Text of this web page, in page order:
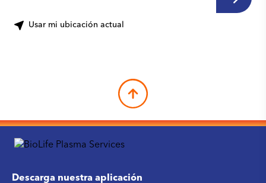
Usar mi ubicación actual
Descarga nuestra aplicación